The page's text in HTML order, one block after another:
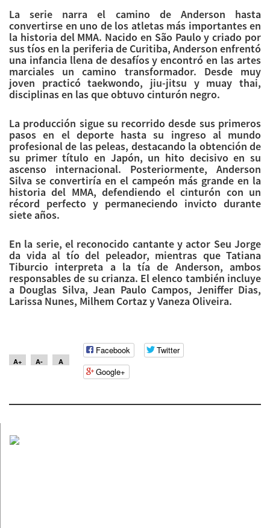
La serie narra el camino de Anderson hasta
convertirse en uno de los atletas más importantes en
la historia del MMA. Nacido en São Paulo y criado por
sus tíos en la periferia de Curitiba, Anderson enfrentó
una infancia llena de desafíos y encontró en las artes
marciales un camino transformador. Desde muy
joven practicó taekwondo, jiu-jitsu y muay thai,
disciplinas en las que obtuvo cinturón negro.
La producción sigue su recorrido desde sus primeros
pasos en el deporte hasta su ingreso al mundo
profesional de las peleas, destacando la obtención de
su primer título en Japón, un hito decisivo en su
ascenso internacional. Posteriormente, Anderson
Silva se convertiría en el campeón más grande en la
historia del MMA, defendiendo el cinturón con un
récord perfecto y permaneciendo invicto durante
siete años.
En la serie, el reconocido cantante y actor Seu Jorge
da vida al tío del peleador, mientras que Tatiana
Tiburcio interpreta a la tía de Anderson, ambos
responsables de su crianza. El elenco también incluye
a Douglas Silva, Jean Paulo Campos, Jeniffer Dias,
Larissa Nunes, Milhem Cortaz y Vaneza Oliveira.
A+ A- A
Facebook
Twitter
Google+